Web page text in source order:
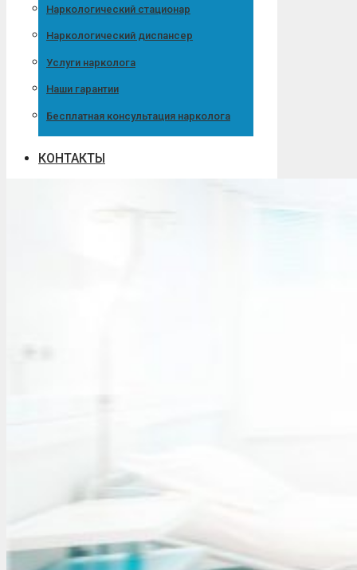
Наркологический стационар
Наркологический диспансер
Услуги нарколога
Наши гарантии
Бесплатная консультация нарколога
КОНТАКТЫ